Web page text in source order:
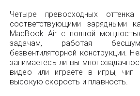
Четыре превосходных оттенка
соответствующими зарядными
MacBook Air с полной
задачам, работая
безвентиляторной конструкции.
занимаетесь ли вы
видео или играете в игры, чип
высокую скорость и плавность.